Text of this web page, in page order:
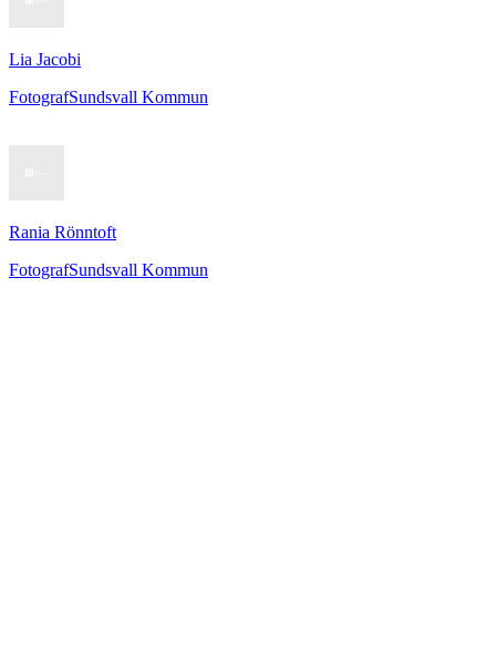
Lia Jacobi
FotografSundsvall Kommun
Rania Rönntoft
FotografSundsvall Kommun